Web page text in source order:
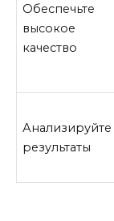
Обеспечьте
высокое
качество
Анализируйте
результаты